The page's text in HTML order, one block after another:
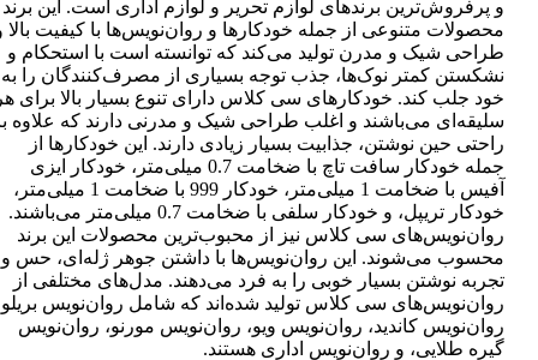
و پرفروش‌ترین برندهای لوازم تحریر و لوازم اداری است. این برند
محصولات متنوعی از جمله خودکارها و روان‌نویس‌ها با کیفیت بالا
طراحی شیک و مدرن تولید می‌کند که توانسته است با استحکام و
نشکستن کمتر نوک‌ها، جذب توجه بسیاری از مصرف‌کنندگان را به
خود جلب کند. خودکارهای سی کلاس دارای تنوع بسیار بالا برای
سلیقه‌ای می‌باشند و اغلب طراحی شیک و مدرنی دارند که علاوه
راحتی حین نوشتن، جذابیت بسیار زیادی دارند. این خودکارها از
جمله خودکار سافت تاچ با ضخامت 0.7 میلی‌متر، خودکار ایزی
آفیس با ضخامت 1 میلی‌متر، خودکار 999 با ضخامت 1 میلی‌متر،
خودکار تریپل، و خودکار سلفی با ضخامت 0.7 میلی‌متر می‌باشند.
روان‌نویس‌های سی کلاس نیز از محبوب‌ترین محصولات این برند
محسوب می‌شوند. این روان‌نویس‌ها با داشتن جوهر ژله‌ای، حس و
تجربه نوشتن بسیار خوبی را به فرد می‌دهند. مدل‌های مختلفی از
روان‌نویس‌های سی کلاس تولید شده‌اند که شامل روان‌نویس
روان‌نویس کاندید، روان‌نویس ویو، روان‌نویس مورنو، روان‌نویس
گیره طلایی، و روان‌نویس اداری هستند.